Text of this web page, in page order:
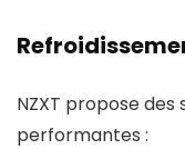
NZXT propose
performantes :